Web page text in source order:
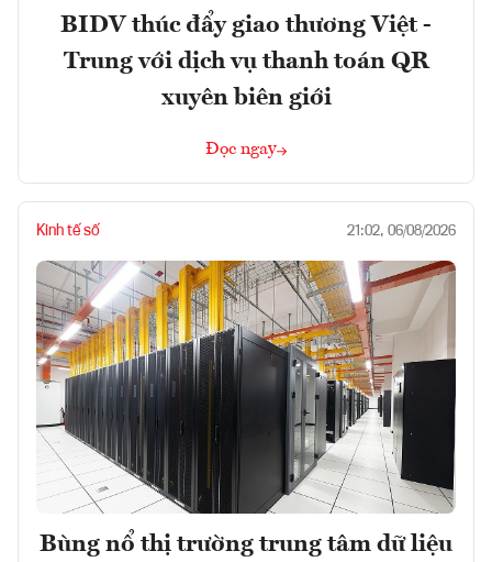
BIDV thúc đẩy giao thương Việt -
Trung với dịch vụ thanh toán QR
xuyên biên giới
Đọc ngay
Kinh tế số 21:02, 06/08/2026
Bùng nổ thị trường trung tâm dữ liệu